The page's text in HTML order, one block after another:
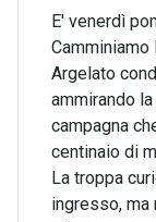
E' venerdì
Argelato
ammirando
campagna
centinaio di
La troppa
ingresso, ma